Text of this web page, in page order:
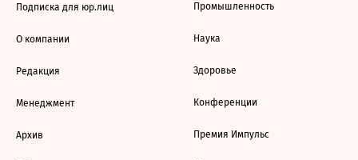
Подписка для юр.лиц
О компании
Редакция
Менеджмент
Архив
Промышленность
Наука
Здоровье
Конференции
Премия Импульс